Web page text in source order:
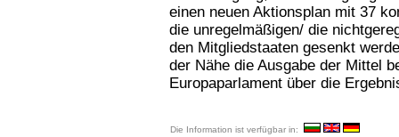
einen neuen Aktionsplan mit 37
die unregelmäßigen/ die
den Mitgliedstaaten gesenkt
der Nähe die Ausgabe der Mittel
Europaparlament über die
Die Information ist verfügbar in: